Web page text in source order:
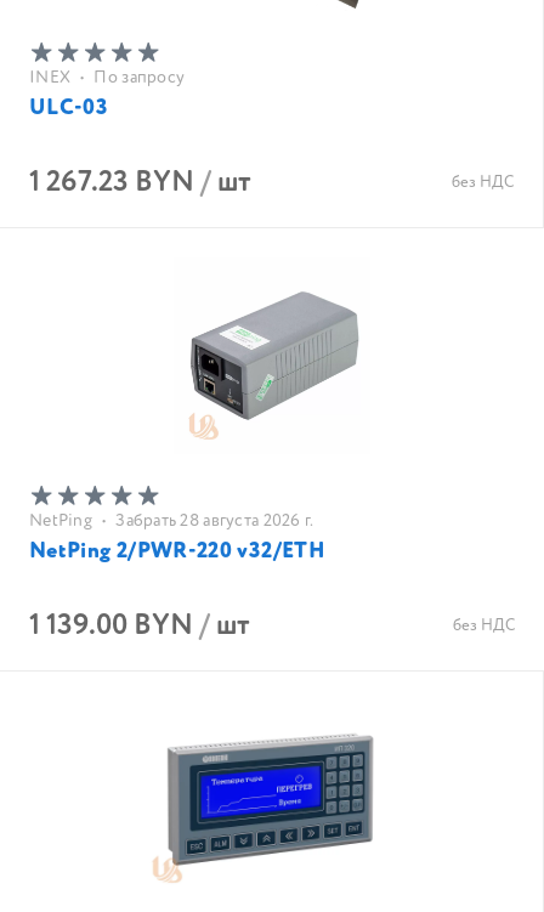
INEX • По запросу
ULC-03
1 267.23 BYN/шт без НДС
NetPing • Забрать 28 августа 2026 г.
NetPing 2/PWR-220 v32/ETH
1 139.00 BYN/шт без НДС